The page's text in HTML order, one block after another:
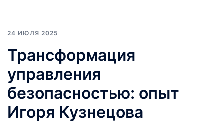
24 ИЮЛЯ 2025
Трансформация
управления
безопасностью: опыт
Игоря Кузнецова